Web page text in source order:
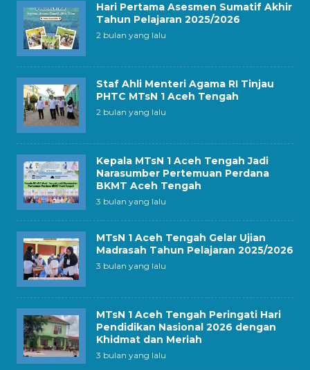
Hari Pertama Asesmen Sumatif Akhir
Tahun Pelajaran 2025/2026
2 bulan yang lalu
Staf Ahli Menteri Agama RI Tinjau
PHTC MTsN 1 Aceh Tengah
2 bulan yang lalu
Kepala MTsN 1 Aceh Tengah Jadi
Narasumber Pertemuan Perdana
BKMT Aceh Tengah
3 bulan yang lalu
MTsN 1 Aceh Tengah Gelar Ujian
Madrasah Tahun Pelajaran 2025/2026
3 bulan yang lalu
MTsN 1 Aceh Tengah Peringati Hari
Pendidikan Nasional 2026 dengan
Khidmat dan Meriah
3 bulan yang lalu